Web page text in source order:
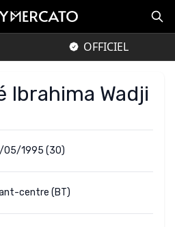
OFFICIEL
Ibrahima Wadji
05/1995 (30)
centre (BT)